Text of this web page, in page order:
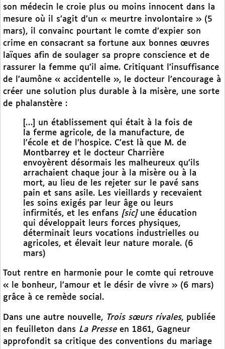
son médecin le croie plus ou moins innocent dans la
mesure où il s’agit d’un « meurtre involontaire » (5
mars), il convainc pourtant le comte d’expier son
crime en consacrant sa fortune aux bonnes œuvres
laïques afin de soulager sa propre conscience et de
rassurer la femme qu’il aime. Critiquant l’insuffisance
de l’aumône « accidentelle », le docteur l’encourage à
créer une solution plus durable à la misère, une sorte
de phalanstère :
[…] un établissement qui était à la fois de
la ferme agricole, de la manufacture, de
l’école et de l’hospice. C’est là que M. de
Montbarrey et le docteur Charrière
envoyèrent désormais les malheureux qu’ils
arrachaient chaque jour à la misère ou à la
mort, au lieu de les rejeter sur le pavé sans
pain et sans asile. Les vieillards y recevaient
les soins exigés par leur âge ou leurs
infirmités, et les enfans [sic] une éducation
qui développait leurs forces physiques,
déterminait leurs vocations industrielles ou
agricoles, et élevait leur nature morale. (6
mars)
Tout rentre en harmonie pour le comte qui retrouve
« le bonheur, l’amour et le désir de vivre » (6 mars)
grâce à ce remède social.
Dans une autre nouvelle, Trois sœurs rivales, publiée
en feuilleton dans La Presse en 1861, Gagneur
approfondit sa critique des conventions du mariage